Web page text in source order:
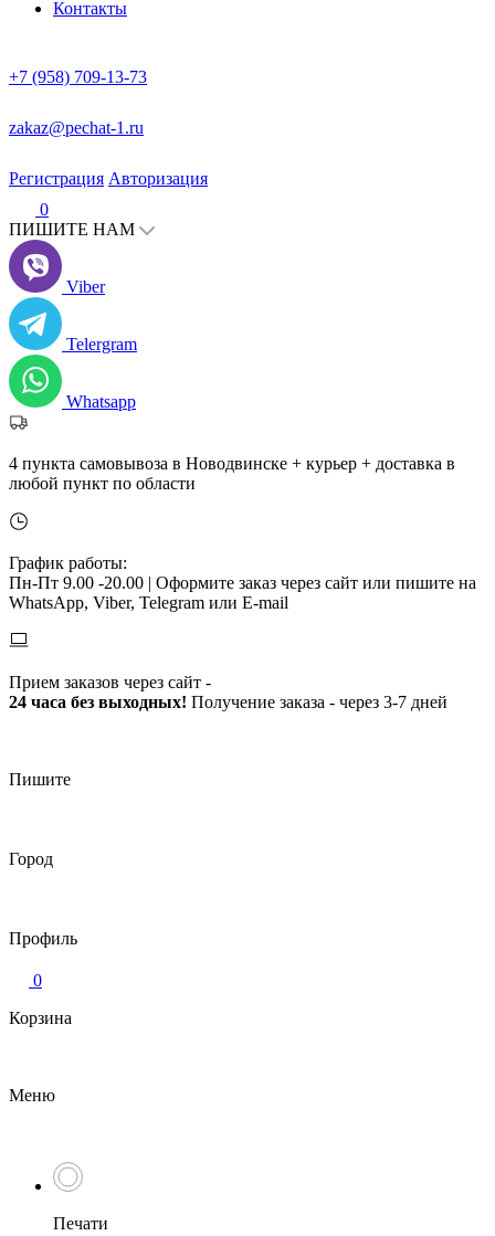
Контакты
+7 (958) 709-13-73
zakaz@pechat-1.ru
Регистрация Авторизация
0
ПИШИТЕ НАМ
Viber
Telergram
Whatsapp
4 пункта самовывоза в Новодвинске + курьер + доставка в
любой пункт по области
График работы:
Пн-Пт 9.00 -20.00 | Оформите заказ через сайт или пишите на
WhatsApp, Viber, Telegram или E-mail
Прием заказов через сайт -
24 часа без выходных! Получение заказа - через 3-7 дней
Пишите
Город
Профиль
0
Корзина
Меню
Печати